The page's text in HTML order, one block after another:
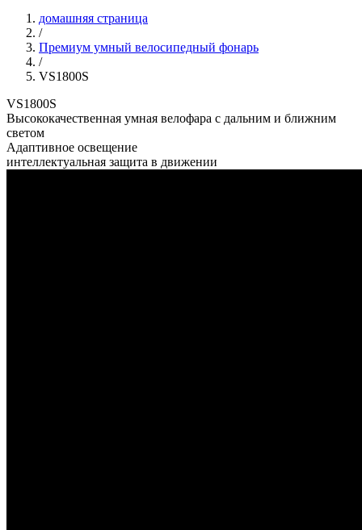
домашняя страница
/
Премиум умный велосипедный фонарь
/
VS1800S
VS1800S
Высококачественная умная велофара с дальним и ближним
светом​​
Адаптивное освещение
интеллектуальная защита в движении